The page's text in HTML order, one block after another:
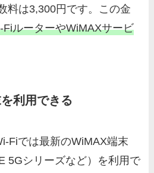
料は3,300円です。この金
ルーターやWiMAXサービ
利用できる
Fiでは最新のWiMAX端末
5Gシリーズなど）を利用で